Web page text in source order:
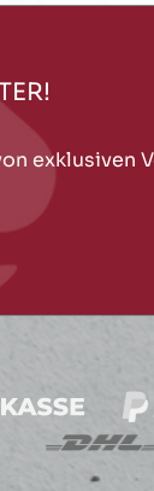
exklusiven